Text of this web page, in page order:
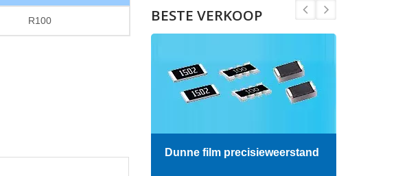
R100 BESTE VERKOOP
Dunne film precisieweerstand